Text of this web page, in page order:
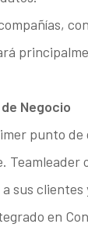
Negocio
punto de
Teamleader
sus clientes
en